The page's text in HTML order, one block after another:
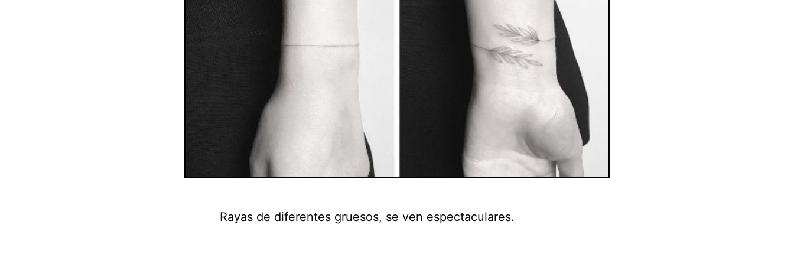
Rayas de diferentes gruesos, se ven espectaculares.